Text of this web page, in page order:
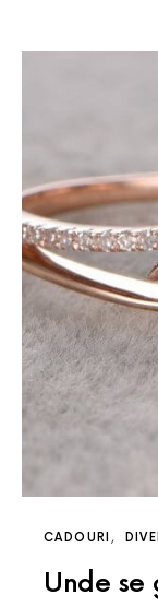
CADOURI
Unde se